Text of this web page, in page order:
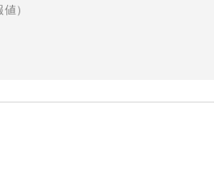
）